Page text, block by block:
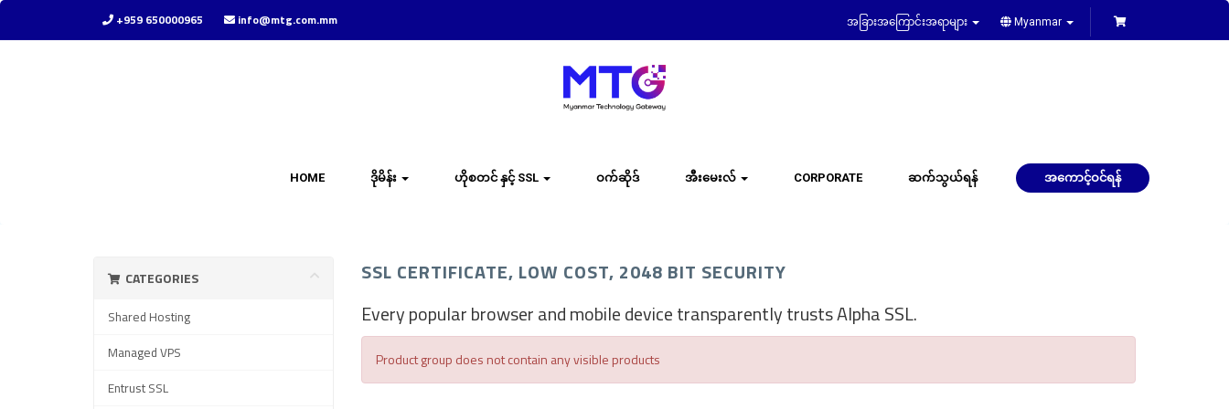
အခြားအကြောင်းအရာများ Myanmar
+959 650000965 info@mtg.com.mm
HOME ဒိုမိန်း ဟိုစတင် နှင့် SSL ဝက်ဆိုဒ် အီးမေးလ် CORPORATE ဆက်သွယ်ရန် အကောင့်ဝင်ရန်
SSL CERTIFICATE, LOW COST, 2048 BIT SECURITY
Every popular browser and mobile device transparently trusts Alpha SSL.
Product group does not contain any visible products
CATEGORIES
Shared Hosting
Managed VPS
Entrust SSL